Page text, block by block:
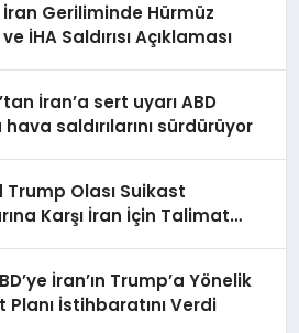
Geriliminde Hürmüz
İHA Saldırısı Açıklaması
İran’a sert uyarı ABD
saldırılarını sürdürüyor
Trump Olası Suikast
Karşı İran İçin Talimat
İran’ın Trump’a Yönelik
Planı İstihbaratını Verdi